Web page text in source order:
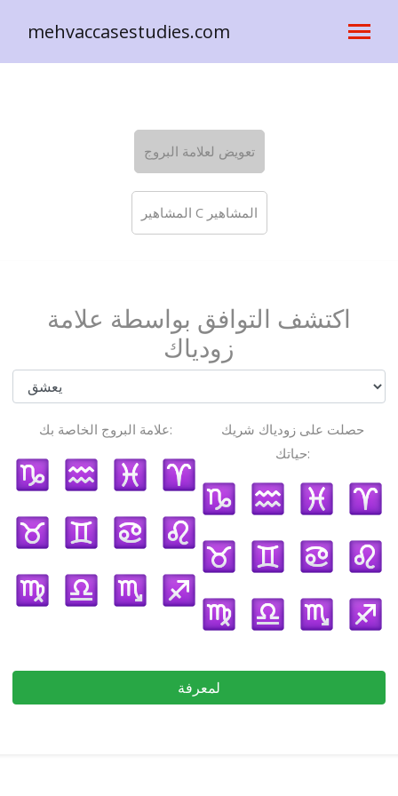
mehvaccasestudies.com
تعويض لعلامة البروج
المشاهير C المشاهير
اكتشف التوافق بواسطة علامة
زودياك
علامة البروج الخاصة بك:
حصلت على زودياك شريك
حياتك:
لمعرفة